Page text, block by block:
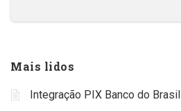
Mais lidos
Integração PIX Banco do Brasil